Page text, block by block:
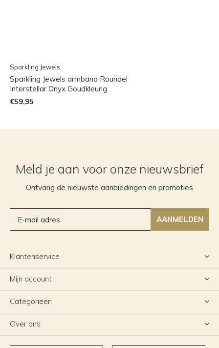
Sparkling Jewels
Sparkling Jewels armband Roundel
Interstellar Onyx Goudkleurig
€59,95
Meld je aan voor onze nieuwsbrief
Ontvang de nieuwste aanbiedingen en promoties
AANMELDEN
Klantenservice
Mijn account
Categorieën
Over ons